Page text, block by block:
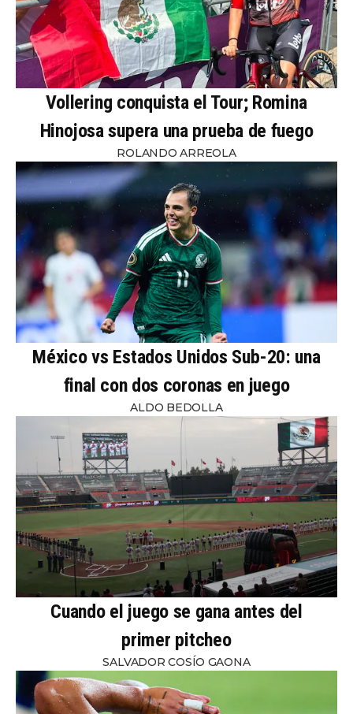
Vollering conquista el Tour; Romina
Hinojosa supera una prueba de fuego
ROLANDO ARREOLA
México vs Estados Unidos Sub-20: una
final con dos coronas en juego
ALDO BEDOLLA
Cuando el juego se gana antes del
primer pitcheo
SALVADOR COSÍO GAONA